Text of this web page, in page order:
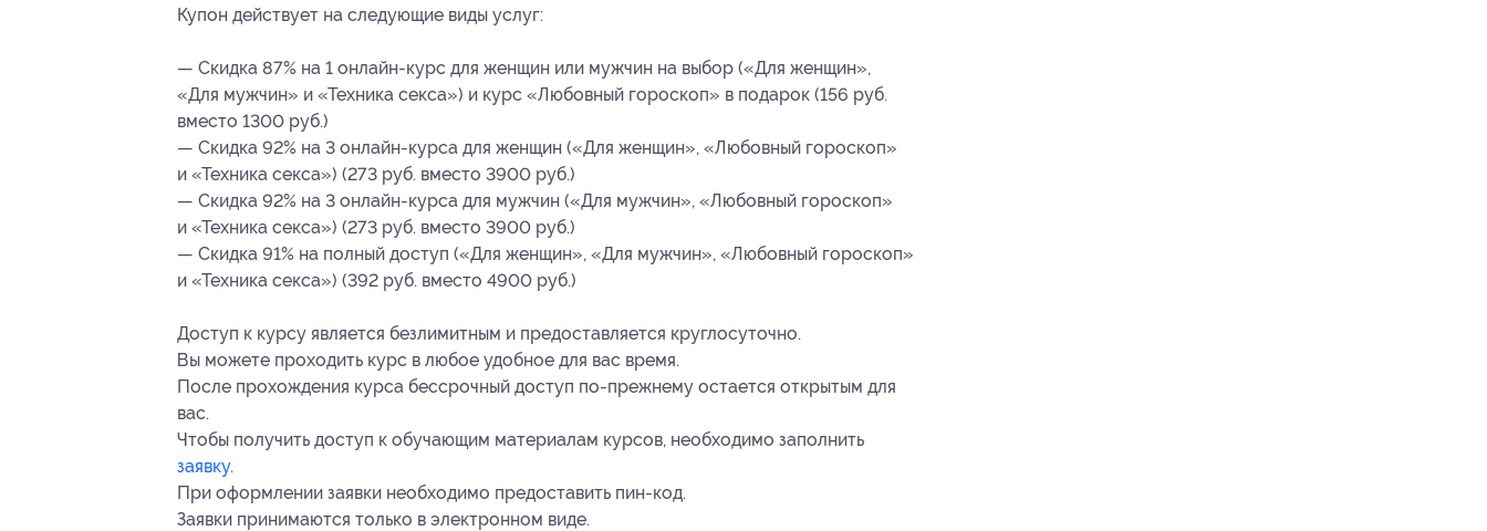
Купон действует на следующие виды услуг:
— Скидка 87% на 1 онлайн-курс для женщин или мужчин на выбор («Для женщин»,
«Для мужчин» и «Техника секса») и курс «Любовный гороскоп» в подарок (156 руб.
вместо 1300 руб.)
— Скидка 92% на 3 онлайн-курса для женщин («Для женщин», «Любовный гороскоп»
и «Техника секса») (273 руб. вместо 3900 руб.)
— Скидка 92% на 3 онлайн-курса для мужчин («Для мужчин», «Любовный гороскоп»
и «Техника секса») (273 руб. вместо 3900 руб.)
— Скидка 91% на полный доступ («Для женщин», «Для мужчин», «Любовный гороскоп»
и «Техника секса») (392 руб. вместо 4900 руб.)
Доступ к курсу является безлимитным и предоставляется круглосуточно.
Вы можете проходить курс в любое удобное для вас время.
После прохождения курса бессрочный доступ по-прежнему остается открытым для
вас.
Чтобы получить доступ к обучающим материалам курсов, необходимо заполнить
заявку.
При оформлении заявки необходимо предоставить пин-код.
Заявки принимаются только в электронном виде.